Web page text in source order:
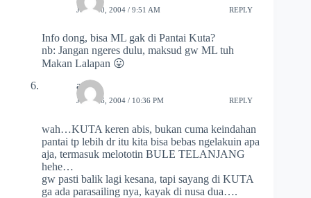
JULY 10, 2004 / 9:51 AM REPLY
Info dong, bisa ML gak di Pantai Kuta?
nb: Jangan ngeres dulu, maksud gw ML tuh
Makan Lalapan 😛
arie
JULY 26, 2004 / 10:36 PM REPLY
wah…KUTA keren abis, bukan cuma keindahan
pantai tp lebih dr itu kita bisa bebas ngelakuin apa
aja, termasuk melototin BULE TELANJANG
hehe…
gw pasti balik lagi kesana, tapi sayang di KUTA
ga ada parasailing nya, kayak di nusa dua….